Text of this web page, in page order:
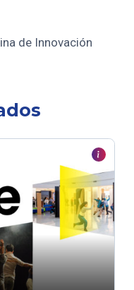
de Innovación